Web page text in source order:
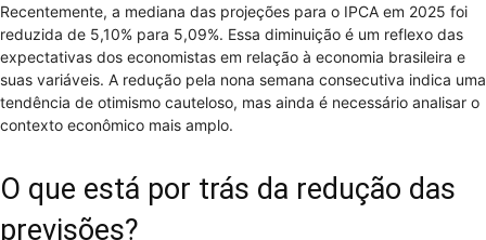
Recentemente, a mediana das projeções para o IPCA em 2025 foi
reduzida de 5,10% para 5,09%. Essa diminuição é um reflexo das
expectativas dos economistas em relação à economia brasileira e
suas variáveis. A redução pela nona semana consecutiva indica uma
tendência de otimismo cauteloso, mas ainda é necessário analisar o
contexto econômico mais amplo.
O que está por trás da redução das
previsões?